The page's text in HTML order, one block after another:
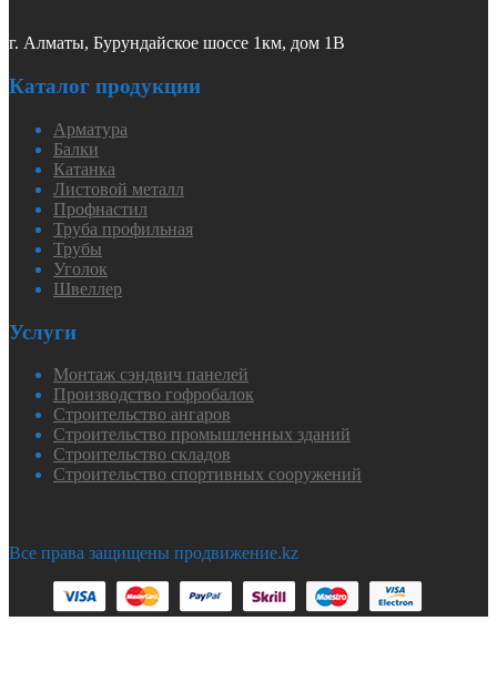
г. Алматы, Бурундайское шоссе 1км, дом 1В
Каталог продукции
Арматура
Балки
Катанка
Листовой металл
Профнастил
Труба профильная
Трубы
Уголок
Швеллер
Услуги
Монтаж сэндвич панелей
Производство гофробалок
Строительство ангаров
Строительство промышленных зданий
Строительство складов
Строительство спортивных сооружений
Все права защищены продвижение.kz